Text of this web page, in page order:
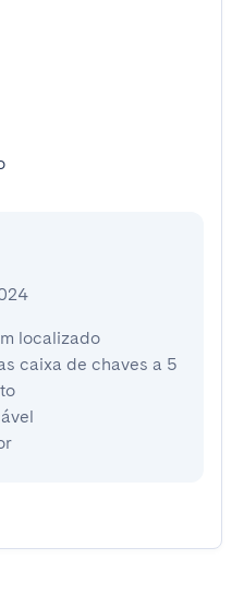
localizado
caixa de chaves a 5